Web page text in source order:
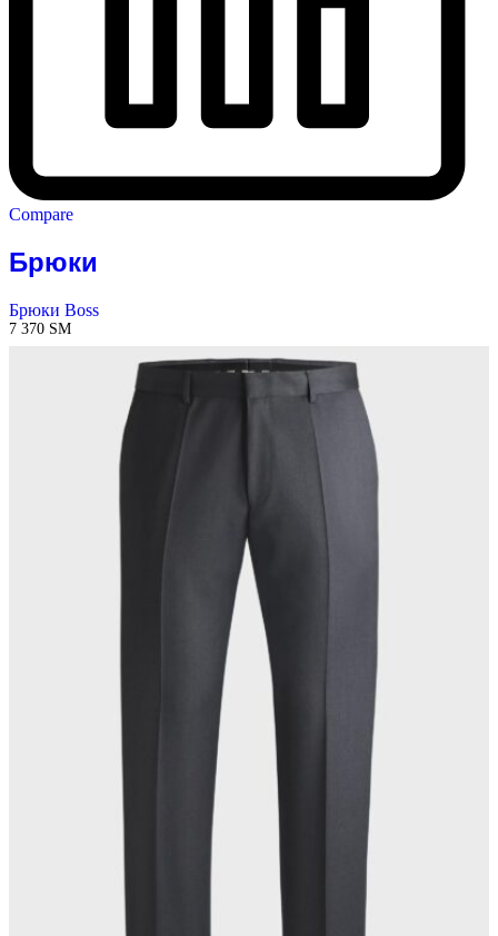
Compare
Брюки
Брюки Boss
7 370 ЅМ